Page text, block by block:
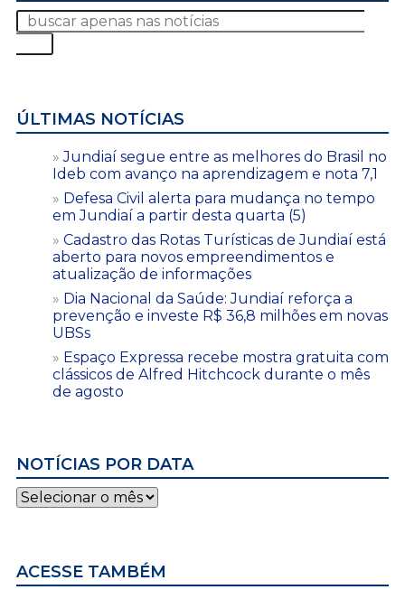
ÚLTIMAS NOTÍCIAS
Jundiaí segue entre as melhores do Brasil no
Ideb com avanço na aprendizagem e nota 7,1
Defesa Civil alerta para mudança no tempo
em Jundiaí a partir desta quarta (5)
Cadastro das Rotas Turísticas de Jundiaí está
aberto para novos empreendimentos e
atualização de informações
Dia Nacional da Saúde: Jundiaí reforça a
prevenção e investe R$ 36,8 milhões em novas
UBSs
Espaço Expressa recebe mostra gratuita com
clássicos de Alfred Hitchcock durante o mês
de agosto
NOTÍCIAS POR DATA
Notícias
por
ACESSE TAMBÉM